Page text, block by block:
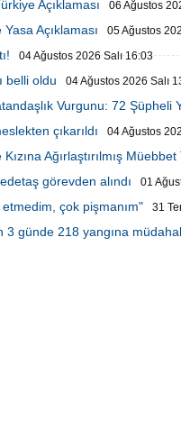
Açıklaması 06 Ağustos
Açıklaması 05 Ağustos
04 Ağustos 2026 Salı 16:03
belli oldu 04 Ağustos 2026 Salı
Vurgunu: 72 Şüpheli
çıkarıldı 04 Ağustos
Ağırlaştırılmış Müebbet
görevden alındı 01
çok pişmanım" 31
3 günde 218 yangına